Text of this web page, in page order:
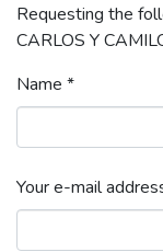
Requesting the
CARLOS Y
Name *
Your e-mail